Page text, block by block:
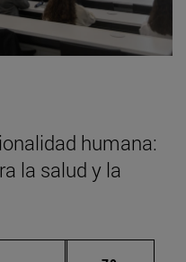
humana:
la salud y la